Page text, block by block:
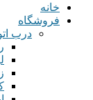
خانه
فروشگاه
درب